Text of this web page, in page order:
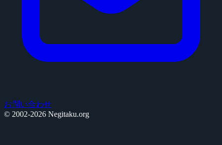
お問い合わせ
© 2002-2026 Negitaku.org